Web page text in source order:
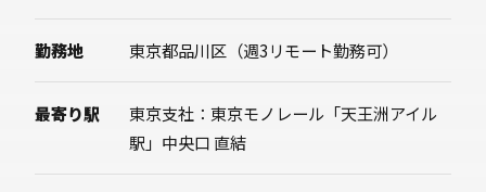
勤務地 東京都品川区（週3リモート勤務可）
最寄り駅
東京支社：東京モノレール「天王洲アイル
駅」中央口 直結